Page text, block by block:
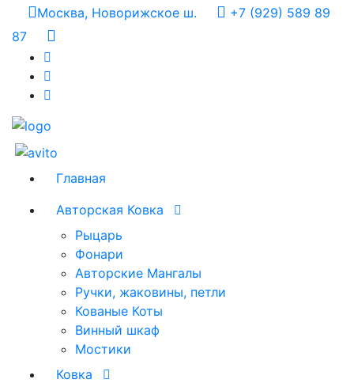
Москва, Новорижское ш.
+7 (929) 589 89
87
Главная
Авторская Ковка
Рыцарь
Фонари
Авторские Мангалы
Ручки, жаковины, петли
Кованые Коты
Винный шкаф
Мостики
Ковка